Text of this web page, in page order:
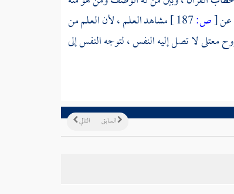
عن[ص:
مشاهد العلم ، لأن العلم من
معتلى لا تصل إليه النفس ، لتوجه النفس إلى
التالي السابق